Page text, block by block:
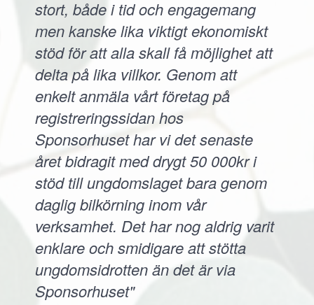
stort, både i tid och engagemang
men kanske lika viktigt ekonomiskt
stöd för att alla skall få möjlighet att
delta på lika villkor. Genom att
enkelt anmäla vårt företag på
registreringssidan hos
Sponsorhuset har vi det senaste
året bidragit med drygt 50 000kr i
stöd till ungdomslaget bara genom
daglig bilkörning inom vår
verksamhet. Det har nog aldrig varit
enklare och smidigare att stötta
ungdomsidrotten än det är via
Sponsorhuset"